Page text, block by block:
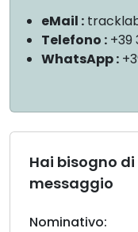
eMail :
Telefono : +39
WhatsApp :
Hai bisogno
messaggio
Nominativo: